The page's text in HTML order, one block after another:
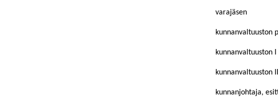
varajäsen
kunnanvaltuuston
kunnanvaltuuston
kunnanvaltuuston
kunnanjohtaja,